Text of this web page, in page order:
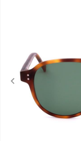
Previous